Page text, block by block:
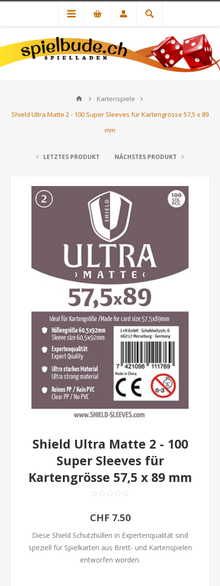
Kartenspiele
Shield Ultra Matte 2 - 100 Super Sleeves für Kartengrösse 57,5 x 89
mm
LETZTES PRODUKT NÄCHSTES PRODUKT
Shield Ultra Matte 2 - 100
Super Sleeves für
Kartengrösse 57,5 x 89 mm
CHF 7.50
Diese Shield Schutzhüllen in Expertenqualität sind
speziell für Spielkarten aus Brett- und Kartenspielen
entworfen worden.